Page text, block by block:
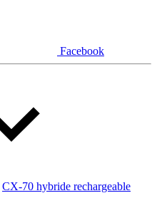
Facebook
CX-70 hybride rechargeable